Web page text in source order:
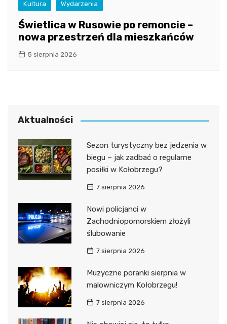
Kultura Wydarzenia
Świetlica w Rusowie po remoncie –
nowa przestrzeń dla mieszkańców
5 sierpnia 2026
Aktualności
Sezon turystyczny bez jedzenia w
biegu – jak zadbać o regularne
posiłki w Kołobrzegu?
7 sierpnia 2026
Nowi policjanci w
Zachodniopomorskiem złożyli
ślubowanie
7 sierpnia 2026
Muzyczne poranki sierpnia w
malowniczym Kołobrzegu!
7 sierpnia 2026